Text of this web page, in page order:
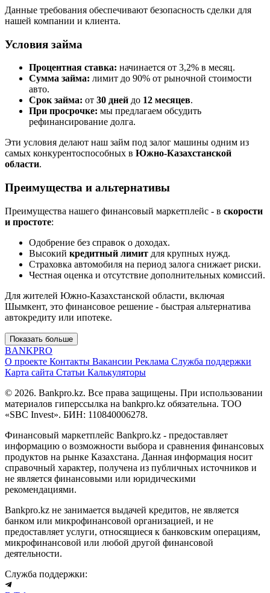
Данные требования обеспечивают безопасность сделки для
нашей компании и клиента.
Условия займа
Процентная ставка: начинается от 3,2% в месяц.
Сумма займа: лимит до 90% от рыночной стоимости
авто.
Срок займа: от 30 дней до 12 месяцев.
При просрочке: мы предлагаем обсудить
рефинансирование долга.
Эти условия делают наш займ под залог машины одним из
самых конкурентоспособных в Южно-Казахстанской
области.
Преимущества и альтернативы
Преимущества нашего финансовый маркетплейс - в скорости
и простоте:
Одобрение без справок о доходах.
Высокий кредитный лимит для крупных нужд.
Страховка автомобиля на период залога снижает риски.
Честная оценка и отсутствие дополнительных комиссий.
Для жителей Южно-Казахстанской области, включая
Шымкент, это финансовое решение - быстрая альтернатива
автокредиту или ипотеке.
Показать больше
BANKPRO
О проекте Контакты Вакансии Реклама Служба поддержки
Карта сайта Статьи Калькуляторы
© 2026. Bankpro.kz. Все права защищены. При использовании
материалов гиперссылка на bankpro.kz обязательна. ТОО
«SBC Invest». БИН: 110840006278.
Финансовый маркетплейс Bankpro.kz - предоставляет
информацию о возможности выбора и сравнения финансовых
продуктов на рынке Казахстана. Данная информация носит
справочный характер, получена из публичных источников и
не является финансовыми или юридическими
рекомендациями.
Bankpro.kz не занимается выдачей кредитов, не является
банком или микрофинансовой организацией, и не
предоставляет услуги, относящиеся к банковским операциям,
микрофинансовой или любой другой финансовой
деятельности.
Служба поддержки: